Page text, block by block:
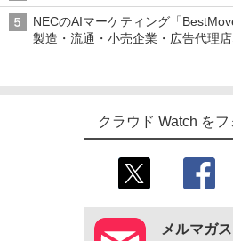
NECのAIマーケティング「
製造・流通・小売企業・広告代理
クラウド Watch を
メルマガ